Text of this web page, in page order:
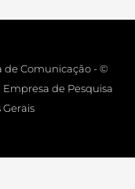
de Comunicação - ©
Empresa de Pesquisa